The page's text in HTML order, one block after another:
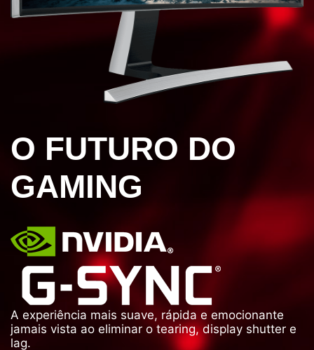
O FUTURO DO
GAMING
A experiência mais suave, rápida e emocionante
jamais vista ao eliminar o tearing, display shutter e
lag.